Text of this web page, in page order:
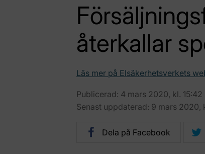
återkallar
Läs mer på Elsäkerhetsverkets
Publicerad: 4 mars 2020, kl. 15:42
Senast uppdaterad: 9 mars 2020,
Dela på Facebook